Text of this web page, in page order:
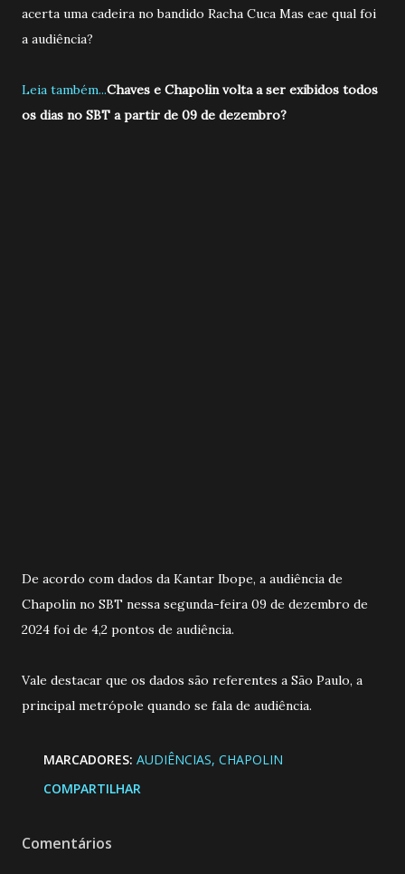
acerta uma cadeira no bandido Racha Cuca Mas eae qual foi
a audiência?
Leia também...Chaves e Chapolin volta a ser exibidos todos
os dias no SBT a partir de 09 de dezembro?
De acordo com dados da Kantar Ibope, a audiência de
Chapolin no SBT nessa segunda-feira 09 de dezembro de
2024 foi de 4,2 pontos de audiência.
Vale destacar que os dados são referentes a São Paulo, a
principal metrópole quando se fala de audiência.
MARCADORES: AUDIÊNCIAS CHAPOLIN
COMPARTILHAR
Comentários